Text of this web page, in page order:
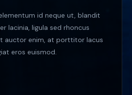
id neque ut, blandit
lacinia, ligula sed rhoncus
auctor enim, at porttitor lacus
eros euismod.